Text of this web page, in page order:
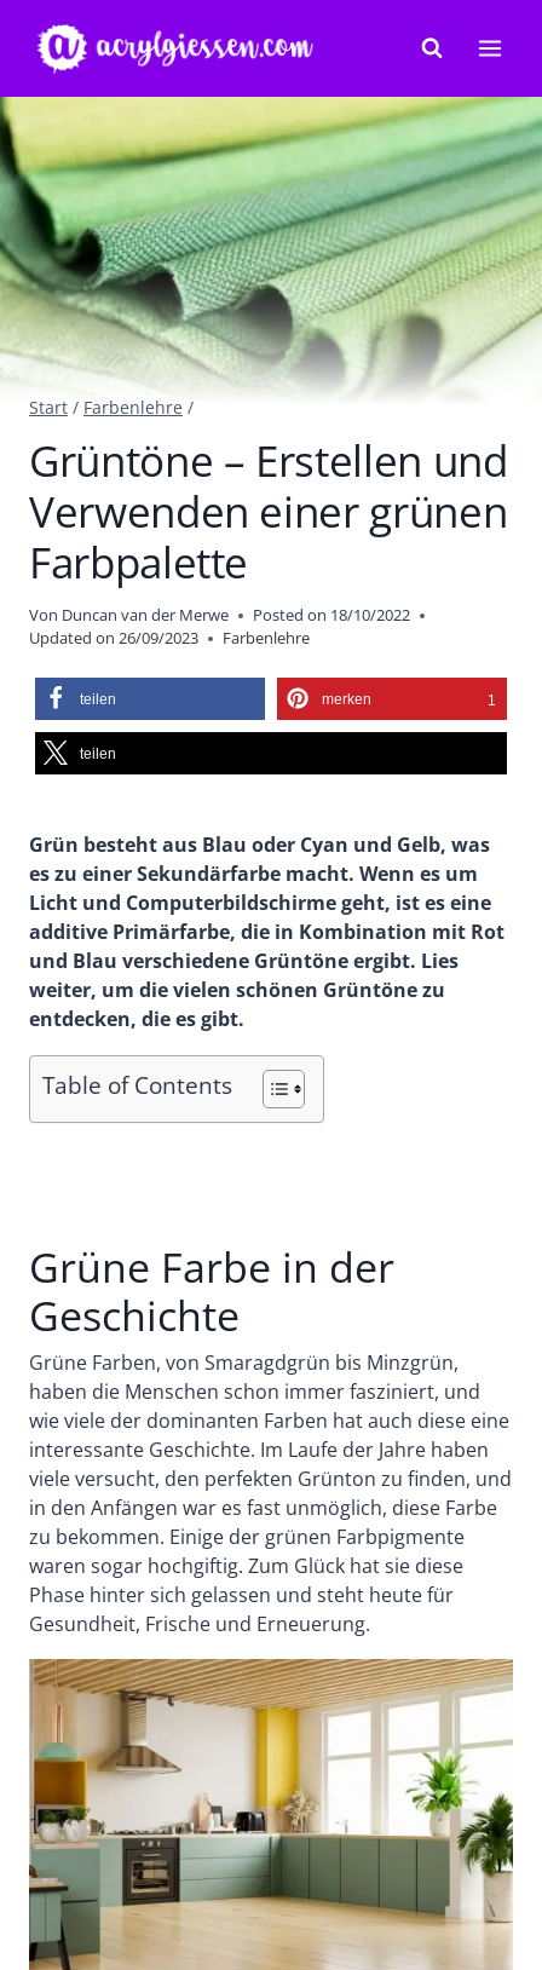
Inhalt
springen
Start / Farbenlehre /
Grüntöne – Erstellen und
Verwenden einer grünen
Farbpalette
Von Duncan van der Merwe Posted on 18/10/2022
Updated on 26/09/2023 Farbenlehre
teilen merken 1
teilen
Grün besteht aus Blau oder Cyan und Gelb, was
es zu einer Sekundärfarbe macht. Wenn es um
Licht und Computerbildschirme geht, ist es eine
additive Primärfarbe, die in Kombination mit Rot
und Blau verschiedene Grüntöne ergibt. Lies
weiter, um die vielen schönen Grüntöne zu
entdecken, die es gibt.
Table of Contents
Grüne Farbe in der
Geschichte
Grüne Farben, von Smaragdgrün bis Minzgrün,
haben die Menschen schon immer fasziniert, und
wie viele der dominanten Farben hat auch diese eine
interessante Geschichte. Im Laufe der Jahre haben
viele versucht, den perfekten Grünton zu finden, und
in den Anfängen war es fast unmöglich, diese Farbe
zu bekommen. Einige der grünen Farbpigmente
waren sogar hochgiftig. Zum Glück hat sie diese
Phase hinter sich gelassen und steht heute für
Gesundheit, Frische und Erneuerung.